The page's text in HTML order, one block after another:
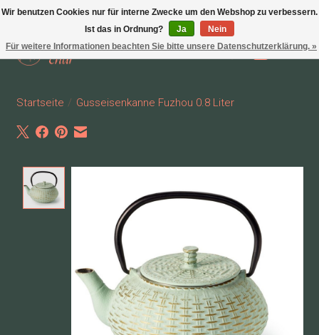
Wunschzettel
Ihr
Startseite / Gusseisenkanne Fuzhou 0.8 Liter
Wir benutzen Cookies nur für interne Zwecke um den Webshop zu verbessern.
Ist das in Ordnung?
Ja
Nein
Für weitere Informationen beachten Sie bitte unsere Datenschutzerklärung. »